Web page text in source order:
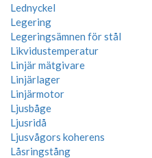
Lednyckel
Legering
Legeringsämnen för stål
Likvidustemperatur
Linjär mätgivare
Linjärlager
Linjärmotor
Ljusbåge
Ljusridå
Ljusvågors koherens
Låsringstång